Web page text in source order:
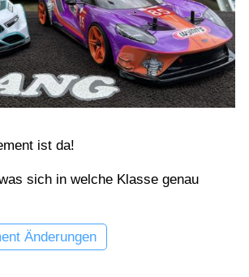
ist da!
sich in welche Klasse genau
Änderungen